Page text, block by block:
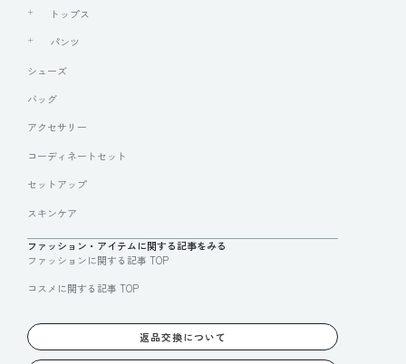
トップス
パンツ
シューズ
バッグ
アクセサリー
コーディネートセット
セットアップ
スキンケア
ファッション・アイテムに関する記事をみる
ファッションに関する記事 TOP
コスメに関する記事 TOP
返品交換について